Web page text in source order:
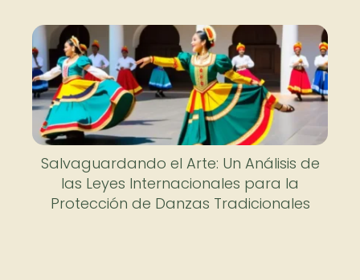
Salvaguardando el Arte: Un Análisis de
las Leyes Internacionales para la
Protección de Danzas Tradicionales